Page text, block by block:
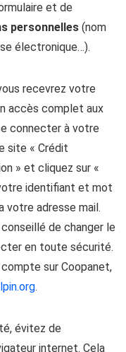
et de
personnelles (nom
électronique…).
recevrez votre
accès complet aux
connecter à votre
site « Crédit
» et cliquez sur «
identifiant et mot
votre adresse mail.
de changer le
en toute sécurité.
compte sur Coopanet,
.
évitez de
internet. Cela